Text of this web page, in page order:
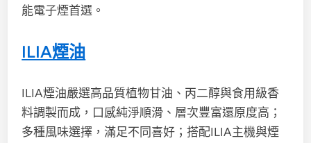
能電子煙首選。
ILIA煙油
ILIA煙油嚴選高品質植物甘油、丙二醇與食用級香
料調製而成，口感純淨順滑、層次豐富還原度高；
多種風味選擇，滿足不同喜好；搭配ILIA主機與煙